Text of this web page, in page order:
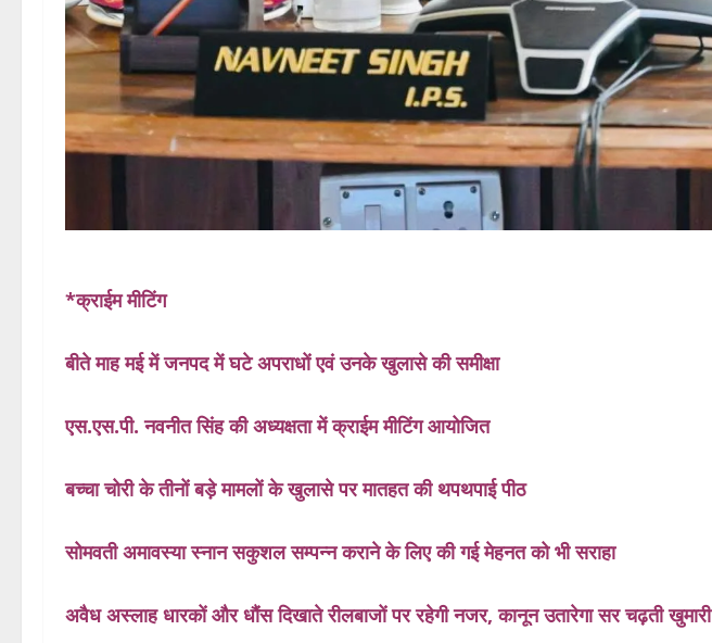
*क्राईम मीटिंग
बीते माह मई में जनपद में घटे अपराधों एवं उनके खुलासे की समीक्षा
एस.एस.पी. नवनीत सिंह की अध्यक्षता में क्राईम मीटिंग आयोजित
बच्चा चोरी के तीनों बड़े मामलों के खुलासे पर मातहत की थपथपाई पीठ
सोमवती अमावस्या स्नान सकुशल सम्पन्न कराने के लिए की गई मेहनत को भी सराहा
अवैध अस्लाह धारकों और धौंस दिखाते रीलबाजों पर रहेगी नजर, कानून उतारेगा सर चढ़ती खुमारी